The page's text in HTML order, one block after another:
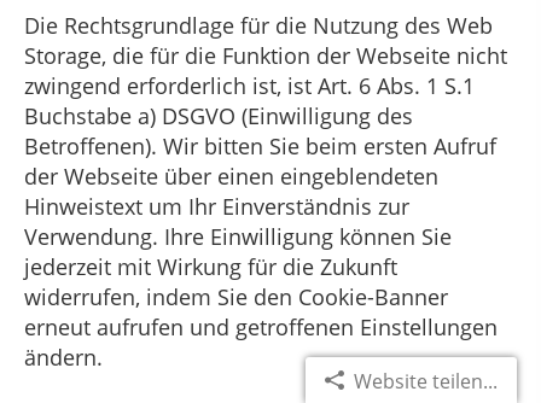
Die Rechtsgrundlage für die Nutzung des Web
Storage, die für die Funktion der Webseite nicht
zwingend erforderlich ist, ist Art. 6 Abs. 1 S.1
Buchstabe a) DSGVO (Einwilligung des
Betroffenen). Wir bitten Sie beim ersten Aufruf
der Webseite über einen eingeblendeten
Hinweistext um Ihr Einverständnis zur
Verwendung. Ihre Einwilligung können Sie
jederzeit mit Wirkung für die Zukunft
widerrufen, indem Sie den Cookie-Banner
erneut aufrufen und getroffenen Einstellungen
ändern.
Website teilen...